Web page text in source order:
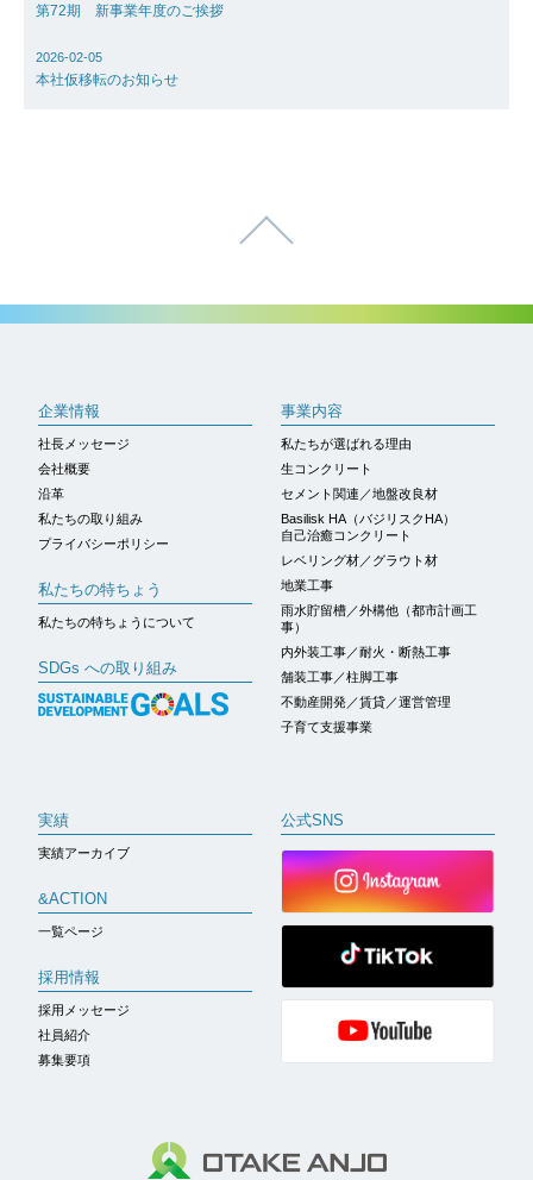
第72期 新事業年度のご挨拶
2026-02-05
本社仮移転のお知らせ
ページトップへ
企業情報
社長メッセージ
会社概要
沿革
私たちの取り組み
プライバシーポリシー
私たちの特ちょう
私たちの特ちょうについて
SDGs への取り組み
事業内容
私たちが選ばれる理由
生コンクリート
セメント関連／地盤改良材
Basilisk HA（バジリスクHA）
自己治癒コンクリート
レベリング材／グラウト材
地業工事
雨水貯留槽／外構他（都市計画工
事）
内外装工事／耐火・断熱工事
舗装工事／柱脚工事
不動産開発／賃貸／運営管理
子育て支援事業
実績
実績アーカイブ
&ACTION
一覧ページ
採用情報
採用メッセージ
社員紹介
募集要項
公式SNS